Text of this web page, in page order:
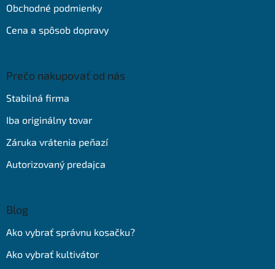
Obchodné podmienky
Cena a spôsob dopravy
Prečo nakupovať od nás
Stabilná firma
Iba originálny tovar
Záruka vrátenia peňazí
Autorizovaný predajca
Blog
Ako vybrať správnu kosačku?
Ako vybrať kultivátor